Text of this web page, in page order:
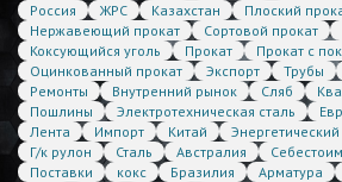
Россия
ЖРС Казахстан Плоский
Нержавеющий прокат
Сортовой прокат
Коксующийся уголь
Прокат
Прокат с
Оцинкованный прокат
Экспорт Трубы
Ремонты
Внутренний рынок Сляб
Пошлины
Электротехническая сталь
Лента
Импорт Китай Энергетический
Г/к рулон
Сталь Австралия
Поставки
кокс Бразилия Арматура